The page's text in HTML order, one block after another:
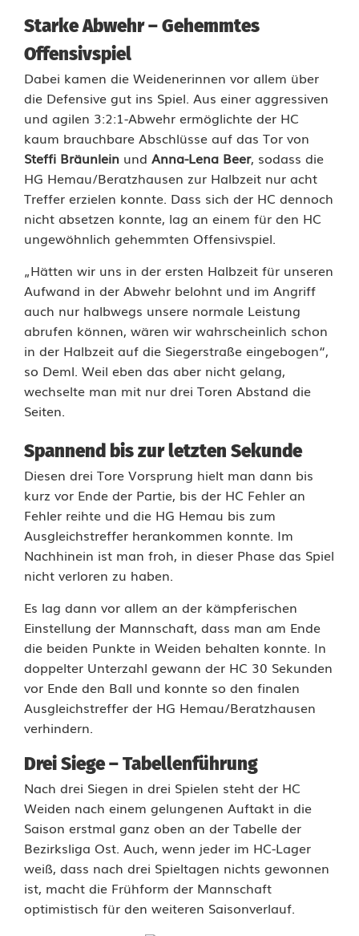
e
n
m
a
c
h
e
n
e
s
b
i
s
u
r
l
e
t
z
t
e
n
S
e
k
u
n
d
e
Starke Abwehr – Gehemmtes
Offensivspiel
Dabei kamen die Weidenerinnen vor allem über
die Defensive gut ins Spiel. Aus einer aggressiven
und agilen 3:2:1-Abwehr ermöglichte der HC
kaum brauchbare Abschlüsse auf das Tor von
Steffi Bräunlein und Anna-Lena Beer, sodass die
HG Hemau/Beratzhausen zur Halbzeit nur acht
Treffer erzielen konnte. Dass sich der HC dennoch
nicht absetzen konnte, lag an einem für den HC
ungewöhnlich gehemmten Offensivspiel.
„Hätten wir uns in der ersten Halbzeit für unseren
Aufwand in der Abwehr belohnt und im Angriff
auch nur halbwegs unsere normale Leistung
abrufen können, wären wir wahrscheinlich schon
in der Halbzeit auf die Siegerstraße eingebogen“,
so Deml. Weil eben das aber nicht gelang,
wechselte man mit nur drei Toren Abstand die
Seiten.
Spannend bis zur letzten Sekunde
Diesen drei Tore Vorsprung hielt man dann bis
kurz vor Ende der Partie, bis der HC Fehler an
Fehler reihte und die HG Hemau bis zum
Ausgleichstreffer herankommen konnte. Im
Nachhinein ist man froh, in dieser Phase das Spiel
nicht verloren zu haben.
Es lag dann vor allem an der kämpferischen
Einstellung der Mannschaft, dass man am Ende
die beiden Punkte in Weiden behalten konnte. In
doppelter Unterzahl gewann der HC 30 Sekunden
vor Ende den Ball und konnte so den finalen
Ausgleichstreffer der HG Hemau/Beratzhausen
verhindern.
Drei Siege – Tabellenführung
Nach drei Siegen in drei Spielen steht der HC
Weiden nach einem gelungenen Auftakt in die
Saison erstmal ganz oben an der Tabelle der
Bezirksliga Ost. Auch, wenn jeder im HC-Lager
weiß, dass nach drei Spieltagen nichts gewonnen
ist, macht die Frühform der Mannschaft
optimistisch für den weiteren Saisonverlauf.